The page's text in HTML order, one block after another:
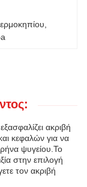
ακριβή
κεφαλών για να
ψυγείου.Το
στην επιλογή
τον ακριβή